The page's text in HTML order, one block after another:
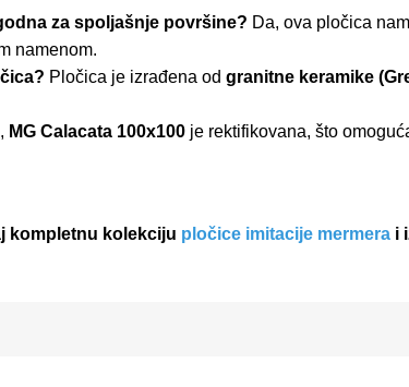
za spoljašnje površine? Da, ova pločica
namenom.
Pločica je izrađena od granitne keramike
MG Calacata 100x100je rektifikovana, što
kompletnu kolekciju pločice imitacije mermera i